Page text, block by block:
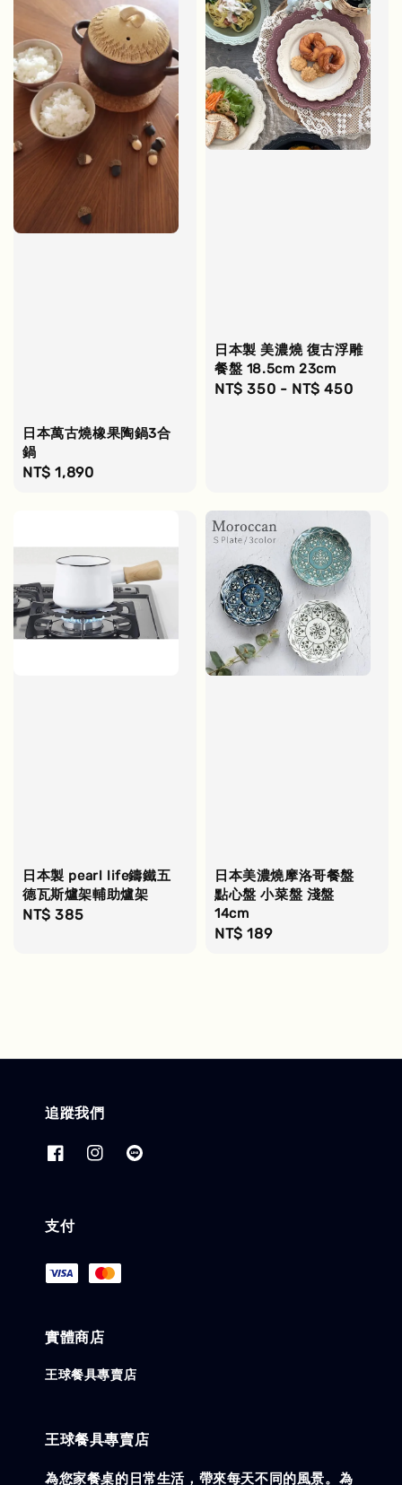
日本萬古燒橡果陶鍋3合
鍋
Regular
NT$ 1,890
日本製 美濃燒 復古浮雕
餐盤 18.5cm 23cm
Regular
NT$ 350 - NT$ 450
日本製 pearl life鑄鐵五
德瓦斯爐架輔助爐架
Regular
NT$ 385
日本美濃燒摩洛哥餐盤
點心盤 小菜盤 淺盤
14cm
Regular
NT$ 189
追蹤我們
支付
實體商店
王球餐具專賣店
王球餐具專賣店
為您家餐桌的日常生活，帶來每天不同的風景。為